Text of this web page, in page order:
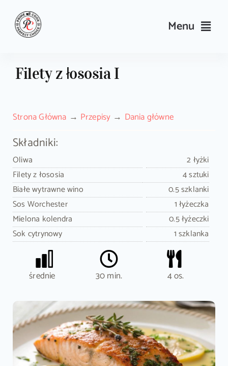
content
Menu
Przepisy
Wyposażenie
Search
for:
Sklep PrimeCook
Filety z łososia I
Strona Główna Przepisy Dania główne
Składniki:
Oliwa
2 łyżki
Filety z łososia
4 sztuki
Białe wytrawne wino
0.5 szklanki
Sos Worchester
1 łyżeczka
Mielona kolendra
0.5 łyżeczki
Sok cytrynowy
1 szklanka
średnie 30 min. 4 os.